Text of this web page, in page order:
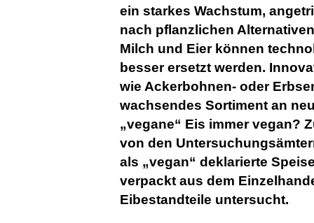
ein starkes Wachstum,
nach pflanzlichen
Milch und Eier können
besser ersetzt werden.
wie Ackerbohnen- oder
wachsendes Sortiment an
„vegane“ Eis immer vegan?
von den
als „vegan“ deklarierte
verpackt aus dem
Eibestandteile untersucht.